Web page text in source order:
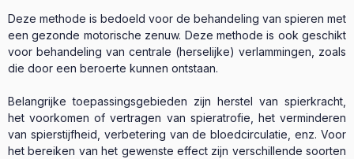
Deze methode is bedoeld voor de behandeling van spieren met
een gezonde motorische zenuw. Deze methode is ook geschikt
voor behandeling van centrale (herselijke) verlammingen, zoals
die door een beroerte kunnen ontstaan.
Belangrijke toepassingsgebieden zijn herstel van spierkracht,
het voorkomen of vertragen van spieratrofie, het verminderen
van spierstijfheid, verbetering van de bloedcirculatie, enz. Voor
het bereiken van het gewenste effect zijn verschillende soorten